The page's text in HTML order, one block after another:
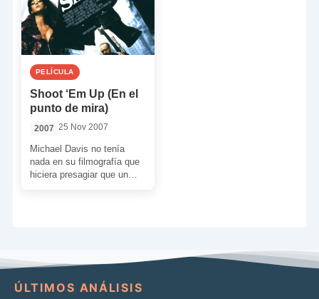
PELÍCULA
Shoot ‘Em Up (En el
punto de mira)
2007 25 Nov 2007
Michael Davis no tenía
nada en su filmografía que
hiciera presagiar que un
ÚLTIMOS ANÁLISIS